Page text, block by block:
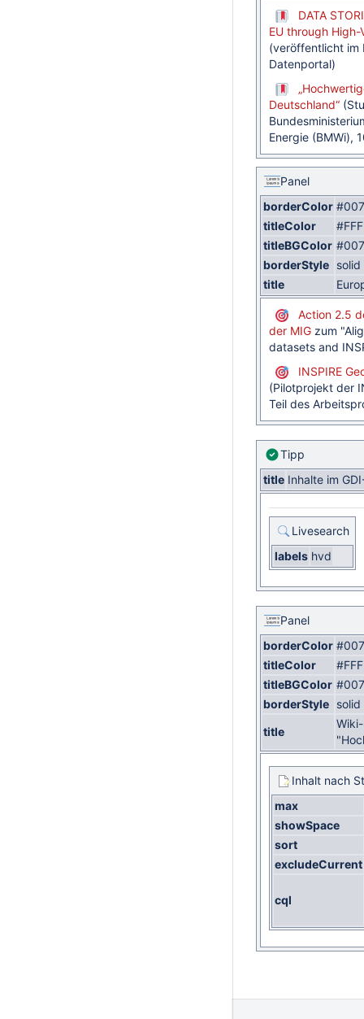
DATA
EU through High-
(veröffentlicht im
Datenportal)
Deutschland“
Energie (BMWi),
Panel
borderColor
titleColor
titleBGColor
borderStyle solid
title
Action 2.5
der MIG zum "A
datasets and
INSPIRE
(Pilotprojekt der
Teil des
Tipp
title Inhalte im
Livesearch
labels hvd
Panel
borderColor
titleColor
titleBGColor
borderStyle solid
title
Inhalt nach
max
showSpace
sort
excludeCurrent
cql